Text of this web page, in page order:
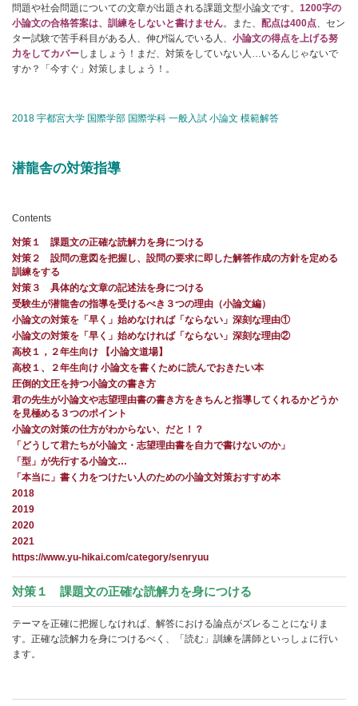
問題や社会問題についての文章が出題される課題文型小論文です。 1200字の
小論文の合格答案は、訓練をしないと書けません。また、 配点は400点、セン
ター試験で苦手科目がある人、伸び悩んでいる人、 小論文の得点を上げる努
力をしてカバーしましょう！まだ、対策をしていない人…いるんじゃないで
すか？「今すぐ」対策しましょう！。
2018 宇都宮大学 国際学部 国際学科 一般入試 小論文 模範解答
潜龍舎の対策指導
Contents
対策１ 課題文の正確な読解力を身につける
対策２ 設問の意図を把握し、設問の要求に即した解答作成の方針を定める
訓練をする
対策３ 具体的な文章の記述法を身につける
受験生が潜龍舎の指導を受けるべき３つの理由（小論文編）
小論文の対策を「早く」始めなければ「ならない」深刻な理由①
小論文の対策を「早く」始めなければ「ならない」深刻な理由②
高校１，２年生向け 【小論文道場】
高校１、２年生向け 小論文を書くために読んでおきたい本
圧倒的文圧を持つ小論文の書き方
君の先生が小論文や志望理由書の書き方をきちんと指導してくれるかどうか
を見極める３つのポイント
小論文の対策の仕方がわからない、だと！？
「どうして君たちが小論文・志望理由書を自力で書けないのか」
「型」が先行する小論文…
「本当に」書く力をつけたい人のための小論文対策おすすめ本
2018
2019
2020
2021
https://www.yu-hikai.com/category/senryuu
対策１ 課題文の正確な読解力を身につける
テーマを正確に把握しなければ、解答における論点がズレることになりま
す。正確な読解力を身につけるべく、「読む」訓練を講師といっしょに行い
ます。